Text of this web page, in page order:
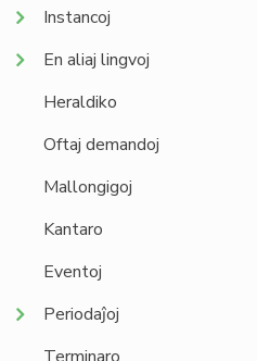
Instancoj
En aliaj lingvoj
Heraldiko
Oftaj demandoj
Mallongigoj
Kantaro
Eventoj
Periodaĵoj